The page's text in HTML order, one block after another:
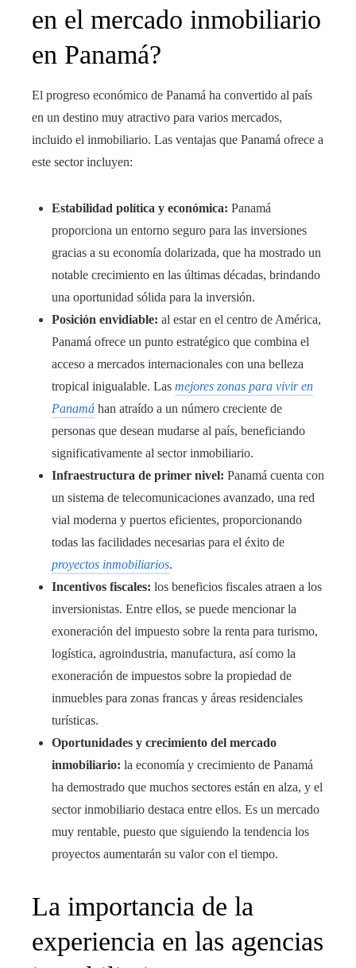
en el mercado inmobiliario
en Panamá?
El progreso económico de Panamá ha convertido al país
en un destino muy atractivo para varios mercados,
incluido el inmobiliario. Las ventajas que Panamá ofrece a
este sector incluyen:
Estabilidad política y económica: Panamá
proporciona un entorno seguro para las inversiones
gracias a su economía dolarizada, que ha mostrado un
notable crecimiento en las últimas décadas, brindando
una oportunidad sólida para la inversión.
Posición envidiable: al estar en el centro de América,
Panamá ofrece un punto estratégico que combina el
acceso a mercados internacionales con una belleza
tropical inigualable. Las mejores zonas para vivir en
Panamá han atraído a un número creciente de
personas que desean mudarse al país, beneficiando
significativamente al sector inmobiliario.
Infraestructura de primer nivel: Panamá cuenta con
un sistema de telecomunicaciones avanzado, una red
vial moderna y puertos eficientes, proporcionando
todas las facilidades necesarias para el éxito de
proyectos inmobiliarios.
Incentivos fiscales: los beneficios fiscales atraen a los
inversionistas. Entre ellos, se puede mencionar la
exoneración del impuesto sobre la renta para turismo,
logística, agroindustria, manufactura, así como la
exoneración de impuestos sobre la propiedad de
inmuebles para zonas francas y áreas residenciales
turísticas.
Oportunidades y crecimiento del mercado
inmobiliario: la economía y crecimiento de Panamá
ha demostrado que muchos sectores están en alza, y el
sector inmobiliario destaca entre ellos. Es un mercado
muy rentable, puesto que siguiendo la tendencia los
proyectos aumentarán su valor con el tiempo.
La importancia de la
experiencia en las agencias